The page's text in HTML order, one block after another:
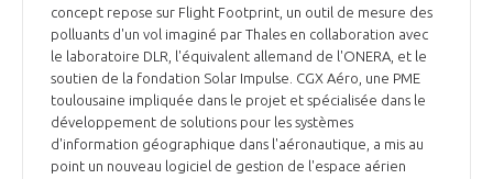
concept repose sur Flight Footprint, un outil de mesure des
polluants d'un vol imaginé par Thales en collaboration avec
le laboratoire DLR, l'équivalent allemand de l'ONERA, et le
soutien de la fondation Solar Impulse. CGX Aéro, une PME
toulousaine impliquée dans le projet et spécialisée dans le
développement de solutions pour les systèmes
d'information géographique dans l'aéronautique, a mis au
point un nouveau logiciel de gestion de l'espace aérien